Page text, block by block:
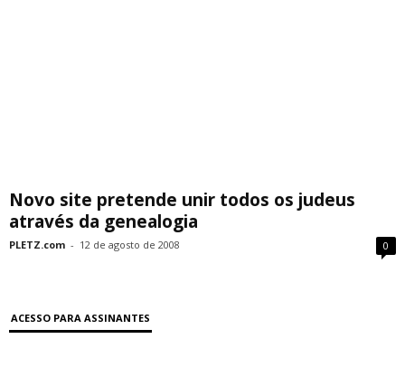
Novo site pretende unir todos os judeus
através da genealogia
PLETZ.com - 12 de agosto de 2008 0
ACESSO PARA ASSINANTES